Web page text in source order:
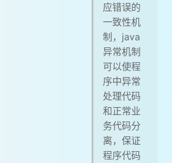
# 异常基础
# 异常关键字
# 异常的抛出(throw)
# 异常的自定义
# 异常的捕获
# 异常基础总结
# 常用的异常
# 异常实践
应错误的
一致性机
制，java
异常机制
可以使程
序中异常
处理代码
和正常业
务代码分
离，保证
程序代码